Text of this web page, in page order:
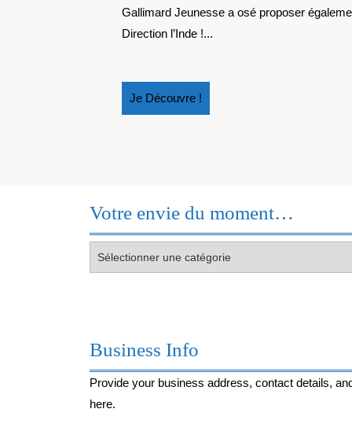
Gallimard Jeunesse a osé proposer
Direction l’Inde !...
Je Découvre !
Découvre
Votre envie du moment…
envie
Business Info
Provide your business address, contact details,
here.